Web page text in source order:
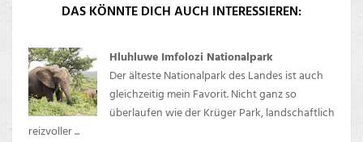
DAS KÖNNTE DICH AUCH INTERESSIEREN:
Hluhluwe Imfolozi Nationalpark
Der älteste Nationalpark des Landes ist auch
gleichzeitig mein Favorit. Nicht ganz so
überlaufen wie der Krüger Park, landschaftlich
reizvoller ...